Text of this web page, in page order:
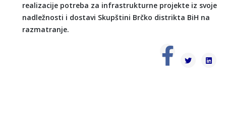
realizacije potreba za infrastrukturne projekte iz svoje
nadležnosti i dostavi Skupštini Brčko distrikta BiH na
razmatranje.